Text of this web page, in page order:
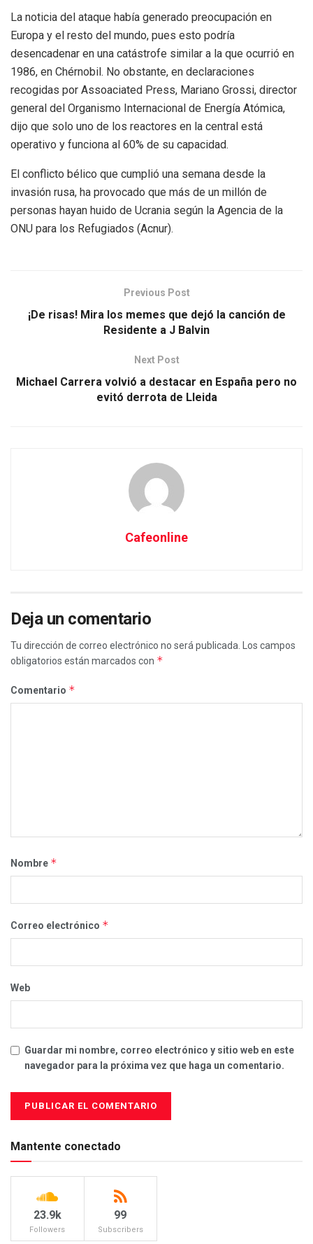
La noticia del ataque había generado preocupación en
Europa y el resto del mundo, pues esto podría
desencadenar en una catástrofe similar a la que ocurrió en
1986, en Chérnobil. No obstante, en declaraciones
recogidas por Assoaciated Press, Mariano Grossi, director
general del Organismo Internacional de Energía Atómica,
dijo que solo uno de los reactores en la central está
operativo y funciona al 60% de su capacidad.
El conflicto bélico que cumplió una semana desde la
invasión rusa, ha provocado que más de un millón de
personas hayan huido de Ucrania según la Agencia de la
ONU para los Refugiados (Acnur).
Previous Post
¡De risas! Mira los memes que dejó la canción de
Residente a J Balvin
Next Post
Michael Carrera volvió a destacar en España pero no
evitó derrota de Lleida
Cafeonline
Deja un comentario
Tu dirección de correo electrónico no será publicada.
Los campos
obligatorios están marcados con *
Comentario *
Nombre *
Correo electrónico *
Web
Guardar mi nombre, correo electrónico y sitio web en este
navegador para la próxima vez que haga un comentario.
Mantente conectado
23.9k
Followers
99
Subscribers